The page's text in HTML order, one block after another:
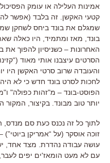
אמינות העלילה או עומק
קטעי האקשן. זה בלבד (אפשר
שמגלם את בונד ביחס לשחקן
בונד, מאז ומתמיד, היו כאלה
האחרונות – כשניסיון להפוך את
הסרטים עיצבנו אותי מאוד
והעובדה שרוב סרטי האקשן
לחכות לסרט בונד חדש כי לא
הפוסט-בונד – מ"זהות כפולה"
יותר טוב מבונד. בקיצור, המקור
לתוך כל זה נכנס כעת סם
זוכה אוסקר (על “אמריקן
עושה עבודה נהדרת. מצד אחד,
עם לא מעט הומאז'ים יפים